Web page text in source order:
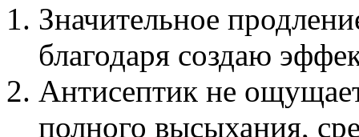
Значительное
благодаря создаю
Антисептик не
полного высыхания,